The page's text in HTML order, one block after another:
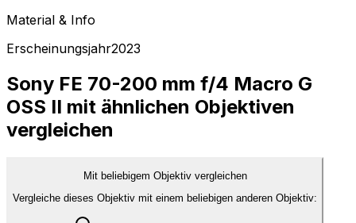
Material & Info
Erscheinungsjahr2023
Sony FE 70-200 mm f/4 Macro G
OSS II mit ähnlichen Objektiven
vergleichen
Mit beliebigem Objektiv vergleichen
Vergleiche dieses Objektiv mit einem beliebigen anderen Objektiv: